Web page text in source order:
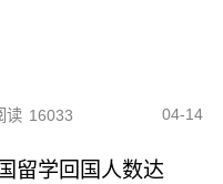
读 16033 04-14
留学回国人数达